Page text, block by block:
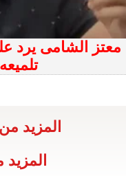
معتز الشامى يرد
المزيد